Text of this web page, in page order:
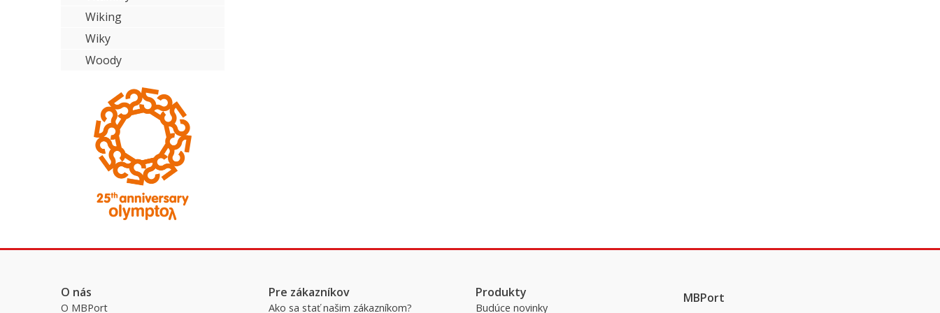
Wiking
Wiky
Woody
O nás
O MBPort
Pre zákazníkov
Ako sa stať našim zákazníkom?
Produkty
Budúce novinky
MBPort